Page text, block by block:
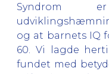
Syndrom
og at barnets IQ
60. Vi lagde
fundet med